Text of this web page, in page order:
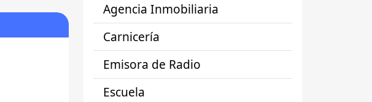
Agencia Inmobiliaria
Carnicería
Emisora de Radio
Escuela